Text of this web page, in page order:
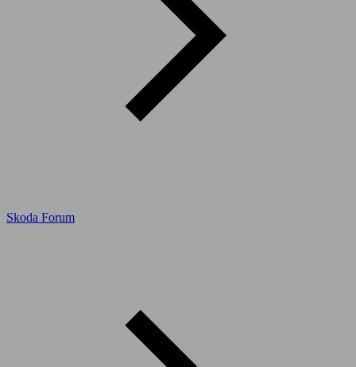
Skoda Forum